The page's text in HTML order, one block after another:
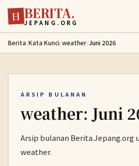
Lewati ke konten utama
日 BERITA.
JEPANG.ORG
Berita/Kata Kunci/weather/Juni 2026
ARSIP BULANAN
weather: Juni
Arsip bulanan Berita.Jepang.org
weather.